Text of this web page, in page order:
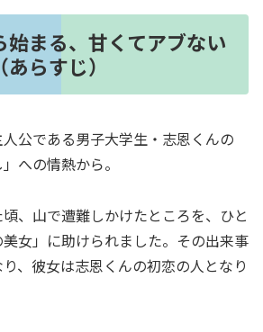
始まる、甘くてアブない
らすじ）
公である男子大学生・志恩くんの
への情熱から。
、山で遭難しかけたところを、ひと
女」に助けられました。その出来事
、彼女は志恩くんの初恋の人となり